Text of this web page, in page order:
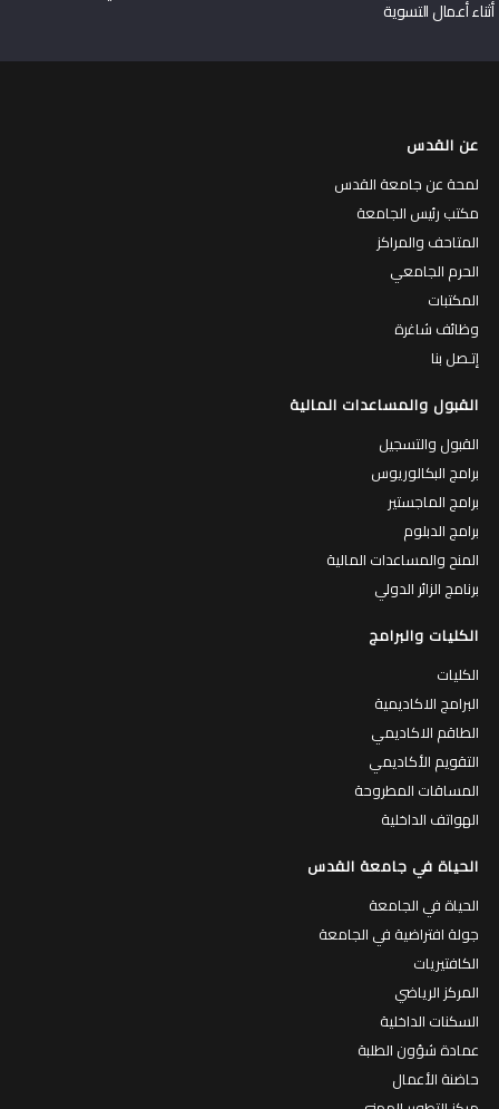
أثناء أعمال التسوية
عن القدس
لمحة عن جامعة القدس
مكتب رئيس الجامعة
المتاحف والمراكز
الحرم الجامعي
المكتبات
وظائف شاغرة
إتـصل بنا
القبول والمساعدات المالية
القبول والتسجيل
برامج البكالوريوس
برامج الماجستير
برامج الدبلوم
المنح والمساعدات المالية
برنامج الزائر الدولي
الكليات والبرامج
الكليات
البرامج الاكاديمية
الطاقم الاكاديمي
التقويم الأكاديمي
المساقات المطروحة
الهواتف الداخلية
الحياة في جامعة القدس
الحياة في الجامعة
جولة افتراضية في الجامعة
الكافتيريات
المركز الرياضي
السكنات الداخلية
عمادة شؤون الطلبة
حاضنة الأعمال